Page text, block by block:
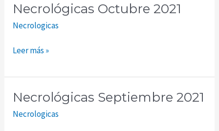
Necrológicas Octubre 2021
Necrologicas
Necrológicas
Octubre
Leer más »
Necrológicas Septiembre 2021
Necrologicas
Necrológicas
Septiembre